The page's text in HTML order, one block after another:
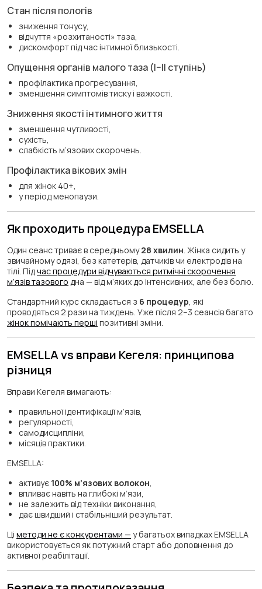
Стан після пологів
зниження тонусу,
відчуття «розхитаності» таза,
дискомфорт під час інтимної близькості.
Опущення органів малого таза (I–II ступінь)
профілактика прогресування,
зменшення симптомів тиску і важкості.
Зниження якості інтимного життя
зменшення чутливості,
сухість,
слабкість м’язових скорочень.
Профілактика вікових змін
для жінок 40+,
у період менопаузи.
Як проходить процедура EMSELLA
Один сеанс триває в середньому28 хвилин . Жінка сидить у
звичайному одязі, без катетерів, датчиків чи електродів на
тілі. Підчас процедури відчуваються ритмічні скорочення
м’язів тазового дна — від м’яких до інтенсивних, але без болю.
Стандартний курс складається з 6 процедур , які
проводяться 2 рази на тиждень. Уже після 2–3 сеансів багато
жінок помічають перші позитивні зміни.
EMSELLA vs вправи Кегеля: принципова
різниця
Вправи Кегеля вимагають:
правильної ідентифікації м’язів,
регулярності,
самодисципліни,
місяців практики.
EMSELLA:
активує 100% м’язових волокон
впливає навіть на глибокі м’язи,
не залежить від техніки виконання,
дає швидший і стабільніший результат.
Ці методи не є конкурентами — у багатьох випадках EMSELLA
використовується як потужний старт або доповнення до
активної реабілітації.